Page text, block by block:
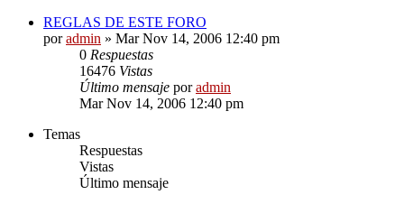
REGLAS DE ESTE FORO
poradmin » Mar Nov 14, 2006 12:40 pm
0 Respuestas
16476 Vistas
Último mensaje poradmin
Mar Nov 14, 2006 12:40 pm
Temas
Respuestas
Vistas
Último mensaje